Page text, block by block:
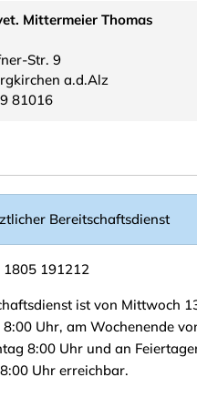
Mittermeier Thomas
Str. 9
a.d.Alz
81016
Bereitschaftsdienst
1805 191212
ist von Mittwoch
Uhr, am Wochenende
8:00 Uhr und an
Uhr erreichbar.